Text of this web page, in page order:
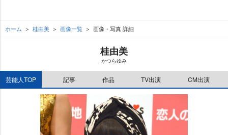
ホーム 桂由美 画像一覧 画像・写真 詳細
桂由美
かつらゆみ
芸能人TOP 記事 作品 TV出演 CM出演